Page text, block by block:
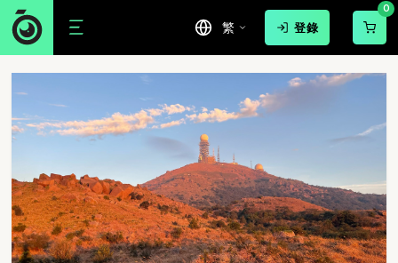
繁 登錄
0